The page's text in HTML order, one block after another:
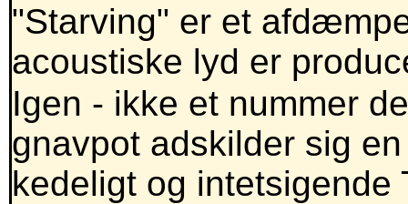
"Starving" er et
acoustiske lyd er
Igen - ikke et nummer
gnavpot adskilder sig
kedeligt og intetsigende